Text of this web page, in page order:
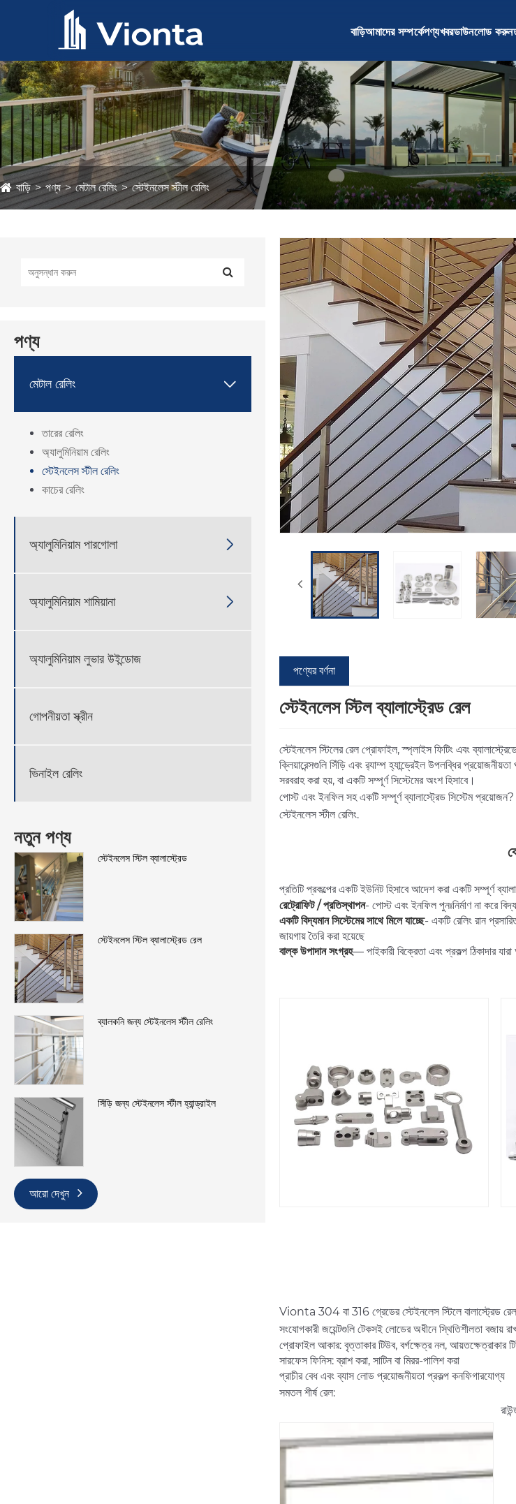
বাড়িআমাদের সম্পর্কেপণ্যখবরডাউনলোড করুন
বাড়ি পণ্য মেটাল রেলিং স্টেইনলেস স্টীল রেলিং
পণ্য
মেটাল রেলিং 
তারের রেলিং
অ্যালুমিনিয়াম রেলিং
স্টেইনলেস স্টীল রেলিং
কাচের রেলিং
অ্যালুমিনিয়াম পারগোলা 
অ্যালুমিনিয়াম শামিয়ানা 
অ্যালুমিনিয়াম লুভার উইন্ডোজ
গোপনীয়তা স্ক্রীন
ভিনাইল রেলিং
নতুন পণ্য
স্টেইনলেস স্টিল ব্যালাস্ট্রেড
স্টেইনলেস স্টিল ব্যালাস্ট্রেড রেল
ব্যালকনি জন্য স্টেইনলেস স্টীল রেলিং
সিঁড়ি জন্য স্টেইনলেস স্টীল হ্যান্ড্রাইল
আরো দেখুন
পণ্যের বর্ণনা
স্টেইনলেস স্টিল ব্যালাস্ট্রেড রেল
স্টেইনলেস স্টিলের রেল প্রোফাইল, স্প্লাইস ফিটিং এবং
ক্লিয়ারেন্সগুলি সিঁড়ি এবং র‌্যাম্প হ্যান্ড্রেইল উপলব্ধির
সরবরাহ করা হয়, বা একটি সম্পূর্ণ সিস্টেমের অংশ হিসাবে।
পোস্ট এবং ইনফিল সহ একটি সম্পূর্ণ ব্যালাস্ট্রেড সিস্টেম
স্টেইনলেস স্টীল রেলিং.
প্রতিটি প্রকল্পের একটি ইউনিট হিসাবে আদেশ করা একটি সম্পূর্ণ
রেট্রোফিট / প্রতিস্থাপন- পোস্ট এবং ইনফিল পুনঃনির্মাণ না করে
একটি বিদ্যমান সিস্টেমের সাথে মিলে যাচ্ছে- একটি রেলিং রান
জায়গায় তৈরি করা হয়েছে
বাল্ক উপাদান সংগ্রহ— পাইকারী বিক্রেতা এবং প্রকল্প ঠিকাদার
Vionta 304 বা 316 গ্রেডের স্টেইনলেস স্টিলে বালাস্ট্রেড রেল
সংযোগকারী জয়েন্টগুলি টেকসই লোডের অধীনে স্থিতিশীলতা বজায়
প্রোফাইল আকার: বৃত্তাকার টিউব, বর্গক্ষেত্র নল, আয়তক্ষেত্রাকার
সারফেস ফিনিস: ব্রাশ করা, সাটিন বা মিরর-পালিশ করা
প্রাচীর বেধ এবং ব্যাস লোড প্রয়োজনীয়তা প্রকল্প কনফিগারযোগ্য
সমতল শীর্ষ রেল: